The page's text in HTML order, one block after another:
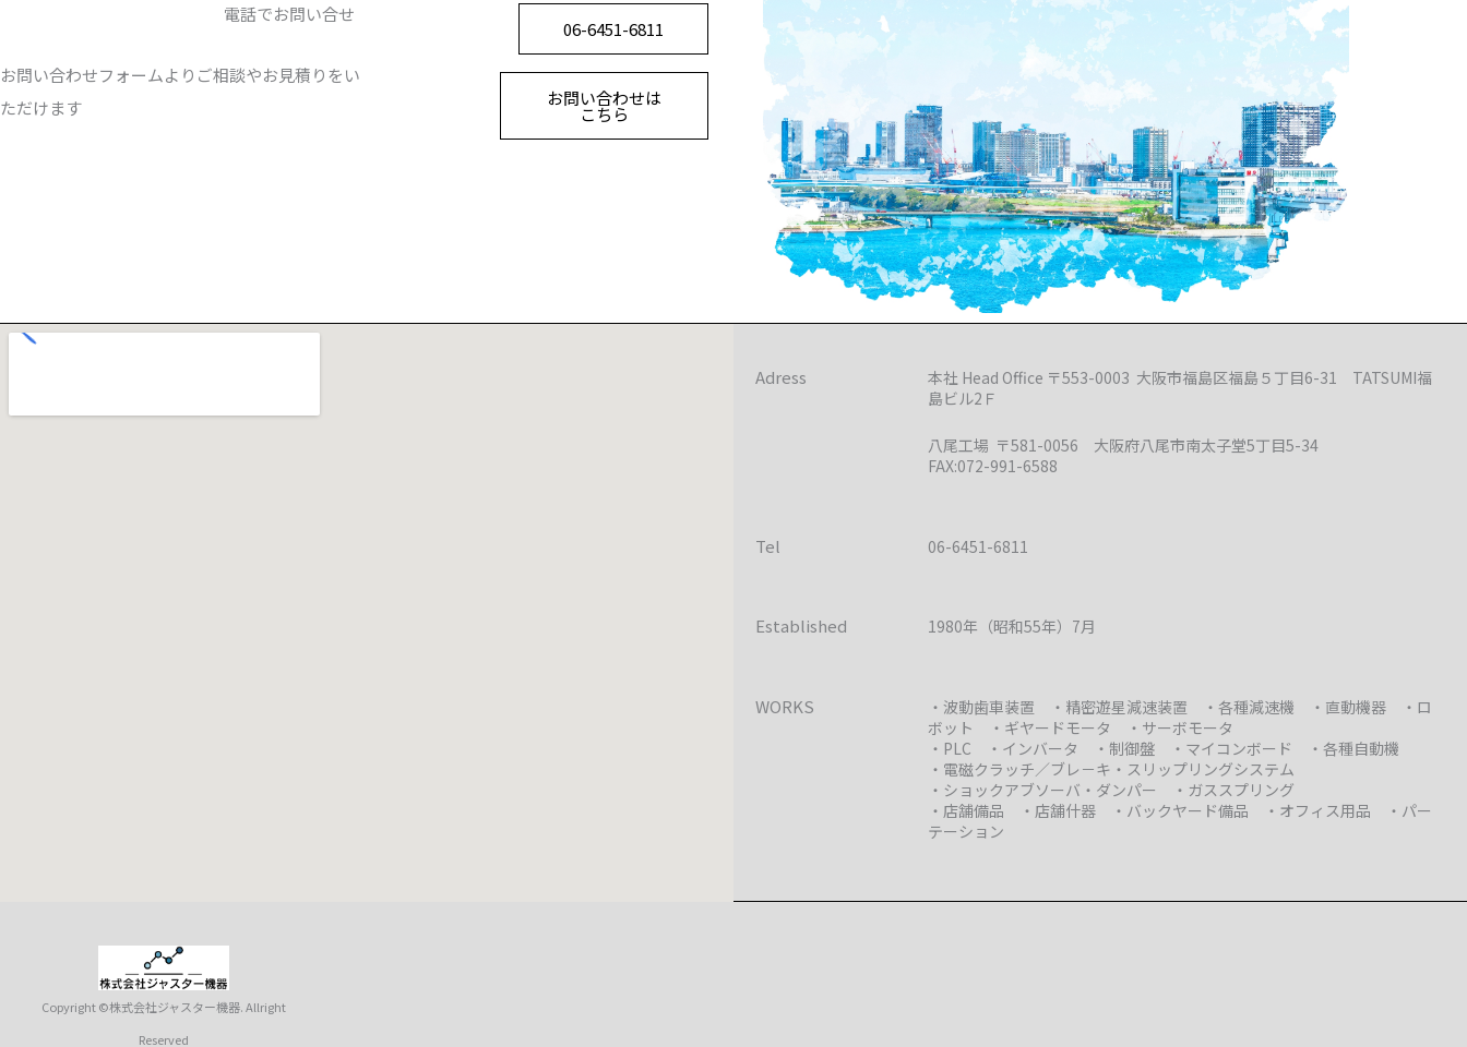
電話でお問い合せ
06-6451-6811
お問い合わせフォームよりご相談やお見積りをい
ただけます
お問い合わせは
こちら
Adress
本社 Head Office 〒553-0003 大阪市福島区福島５丁目6-31 TATSUMI福
島ビル2Ｆ
八尾工場 〒581-0056 大阪府八尾市南太子堂5丁目5-34
FAX:072-991-6588
Tel 06-6451-6811
Established 1980年（昭和55年）7月
WORKS
・波動歯車装置 ・精密遊星減速装置 ・各種減速機 ・直動機器 ・ロ
ボット ・ギヤードモータ ・サーボモータ
・PLC ・インバータ ・制御盤 ・マイコンボード ・各種自動機
・電磁クラッチ／ブレ－キ・スリップリングシステム
・ショックアブソーバ・ダンパー ・ガススプリング
・店舗備品 ・店舗什器 ・バックヤード備品 ・オフィス用品 ・パー
テーション
Copyright ©株式会社ジャスター機器. Allright
Reserved